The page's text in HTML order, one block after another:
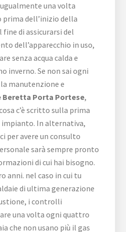
una volta
dell’inizio della
di assicurarsi del
dell’apparecchio in uso,
senza acqua calda e
inverno. Se non sai ogni
manutenzione e
Beretta Porta Portese,
c’è scritto sulla prima
In alternativa,
per avere un consulto
sarà sempre pronto
di cui hai bisogno.
anni. nel caso in cui tu
di ultima generazione
i controlli
una volta ogni quattro
che non usano più il gas